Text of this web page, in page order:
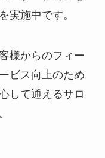
実施中です。
様からのフィー
ビス向上のため
して通えるサロ